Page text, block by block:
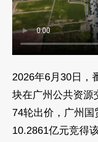
2026年6月30日，
块在广州公共资源
74轮出价，广州
10.2861亿元竞得